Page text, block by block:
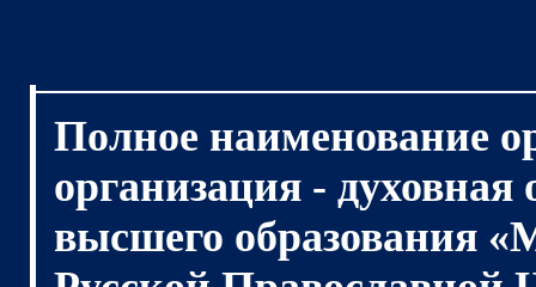
Полное наименование
организация - духовная
высшего образования